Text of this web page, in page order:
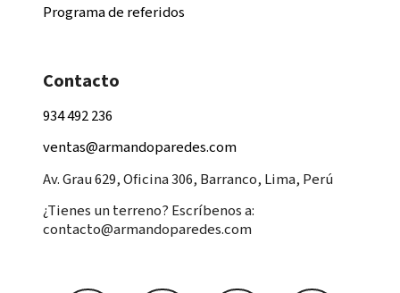
Programa de referidos
Contacto
934 492 236
ventas@armandoparedes.com
Av. Grau 629, Oficina 306, Barranco, Lima, Perú
¿Tienes un terreno? Escríbenos a:
contacto@armandoparedes.com